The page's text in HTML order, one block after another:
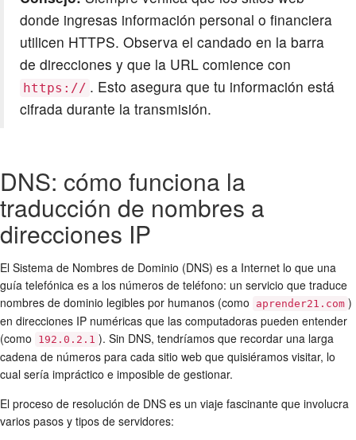
donde ingresas información personal o financiera
utilicen HTTPS. Observa el candado en la barra
de direcciones y que la URL comience con
https:// . Esto asegura que tu información está
cifrada durante la transmisión.
DNS: cómo funciona la
traducción de nombres a
direcciones IP
El Sistema de Nombres de Dominio (DNS) es a Internet lo que una
guía telefónica es a los números de teléfono: un servicio que traduce
nombres de dominio legibles por humanos (como
aprender21.com )
en direcciones IP numéricas que las computadoras pueden entender
(como
192.0.2.1 ). Sin DNS, tendríamos que recordar una larga
cadena de números para cada sitio web que quisiéramos visitar, lo
cual sería impráctico e imposible de gestionar.
El proceso de resolución de DNS es un viaje fascinante que involucra
varios pasos y tipos de servidores: